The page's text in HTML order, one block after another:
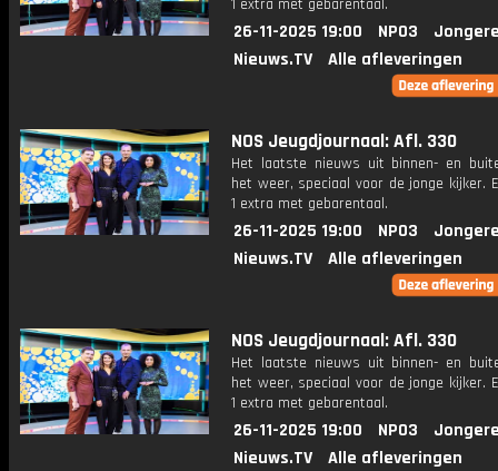
1 extra met gebarentaal.
26-11-2025 19:00 NPO3
Nieuws.TV
Alle afleveringen
NOS Jeugdjournaal: Afl. 330
Het laatste nieuws uit binnen- en
het weer, speciaal voor de jonge kijker.
1 extra met gebarentaal.
26-11-2025 19:00 NPO3
Nieuws.TV
Alle afleveringen
NOS Jeugdjournaal: Afl. 330
Het laatste nieuws uit binnen- en
het weer, speciaal voor de jonge kijker.
1 extra met gebarentaal.
26-11-2025 19:00 NPO3
Nieuws.TV
Alle afleveringen